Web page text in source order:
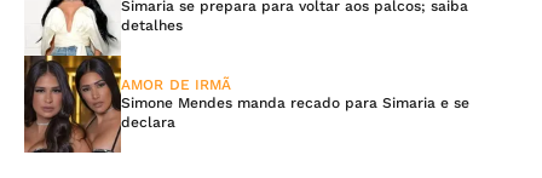
Simaria se prepara para voltar aos palcos; saiba
detalhes
AMOR DE IRMÃ
Simone Mendes manda recado para Simaria e se
declara